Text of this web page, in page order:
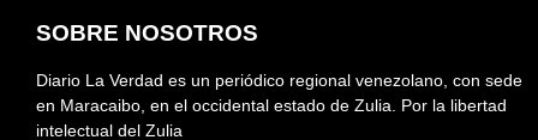
SOBRE NOSOTROS
Diario La Verdad es un periódico regional venezolano, con sede
en Maracaibo, en el occidental estado de Zulia. Por la libertad
intelectual del Zulia